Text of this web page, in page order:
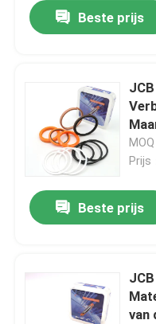
Beste prijs
Prijs
Beste prijs
van